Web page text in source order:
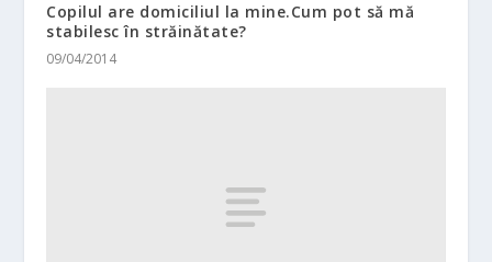
Copilul are domiciliul la mine.Cum pot să mă
stabilesc în străinătate?
09/04/2014